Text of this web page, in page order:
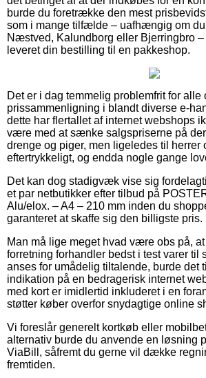
burde du foretrække den mest
som i mange tilfælde – uafhængig om
Næstved, Kalundborg eller Bjerringbro –
leveret din bestilling til en pakkeshop.
Det er i dag temmelig problemfrit for alle
prissammenligning i blandt diverse e-
dette har flertallet af internet webshops
være med at sænke salgspriserne på
drenge og piger, men ligeledes til herrer
eftertrykkeligt, og endda nogle gange
Det kan dog stadigvæk vise sig
et par netbutikker efter tilbud på
Alu/elox. – A4 – 210 mm inden du
garanteret at skaffe sig den billigste pris.
Man må lige meget hvad være obs på,
forretning forhandler bedst i test varer til
anses for umådelig tiltalende, burde det
indikation på en bedragerisk internet
med kort er imidlertid inkluderet i en
støtter køber overfor snydagtige online
Vi foreslår generelt kortkøb eller
alternativ burde du anvende en løsning
ViaBill, såfremt du gerne vil dække
fremtiden.